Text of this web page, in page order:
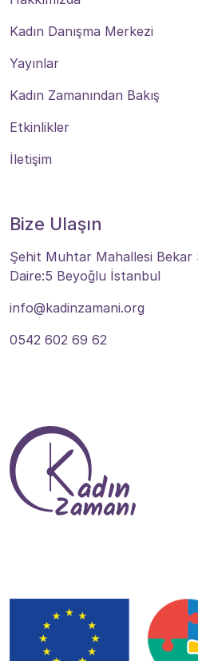
Kadın Danışma Merkezi
Yayınlar
Kadın Zamanından Bakış
Etkinlikler
İletişim
Bize Ulaşın
Şehit Muhtar Mahallesi Bekar
Daire:5 Beyoğlu İstanbul
info@kadinzamani.org
0542 602 69 62